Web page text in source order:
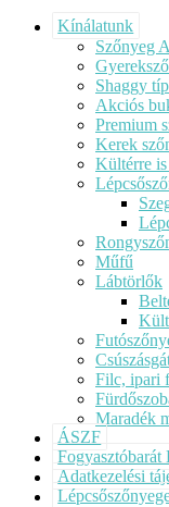
Kínálatunk
Szőnyeg
Shaggy
Akciós
Premium
Kerek
Kültérre
Műfű
Lábtörlők
Filc, ipari
Maradék
ÁSZF
Fogyasztóbarát
Adatkezelési